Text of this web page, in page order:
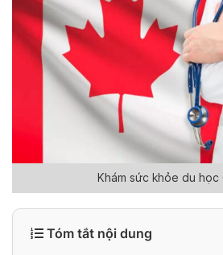
Khám sức khỏe du học
Tóm tắt nội dung